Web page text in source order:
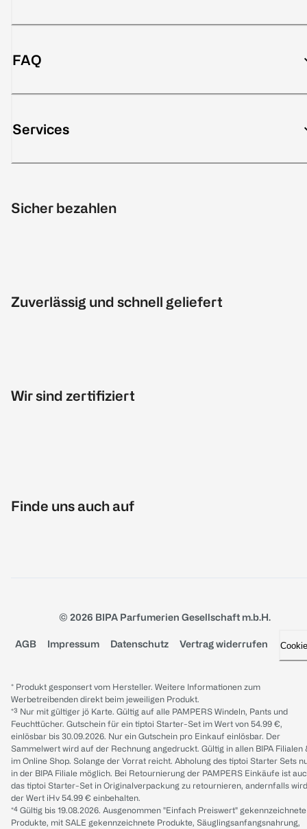
FAQ
Services
Sicher bezahlen
Zuverlässig und schnell geliefert
Wir sind zertifiziert
Finde uns auch auf
© 2026 BIPA Parfumerien Gesellschaft m.b.H.
AGB Impressum Datenschutz Vertrag widerrufen
* Produkt gesponsert vom Hersteller. Weitere Informationen zum
Werbetreibenden direkt beim jeweiligen Produkt.
*³ Nur mit gültiger jö Karte. Gültig auf alle PAMPERS Windeln, Pants und
Feuchttücher. Gutschein für ein tiptoi Starter-Set im Wert von 54.99 €,
einlösbar bis 30.09.2026. Nur ein Gutschein pro Einkauf einlösbar. Der
Sammelwert wird auf der Rechnung angedruckt. Gültig in allen BIPA Filialen
im Online Shop. Solange der Vorrat reicht. Abholung des tiptoi Starter Sets
in der BIPA Filiale möglich. Bei Retournierung der PAMPERS Einkäufe ist
das tiptoi Starter-Set in Originalverpackung zu retournieren, andernfalls wird
der Wert iHv 54.99 € einbehalten.
*⁴ Gültig bis 19.08.2026. Ausgenommen "Einfach Preiswert" gekennzeichnete
Produkte, mit SALE gekennzeichnete Produkte, Säuglingsanfangsnahrung,